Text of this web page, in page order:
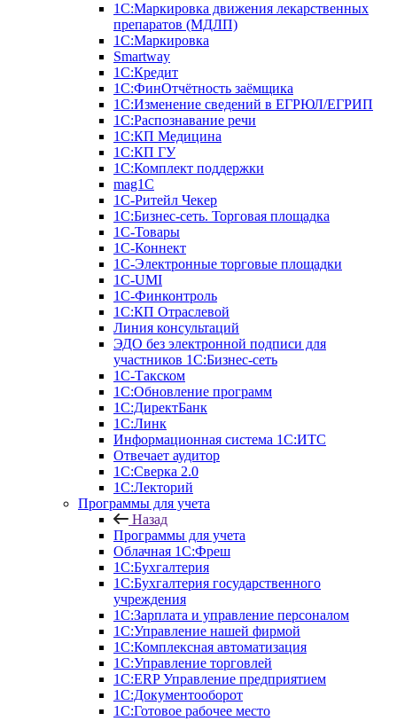
1С:Маркировка движения лекарственных
препаратов (МДЛП)
1С:Маркировка
Smartway
1С:Кредит
1С:ФинОтчётность заёмщика
1С:Изменение сведений в ЕГРЮЛ/ЕГРИП
1С:Распознавание речи
1С:КП Медицина
1С:КП ГУ
1С:Комплект поддержки
mag1C
1С-Ритейл Чекер
1С:Бизнес-сеть. Торговая площадка
1С-Товары
1С-Коннект
1С-Электронные торговые площадки
1C-UMI
1С-Финконтроль
1С:КП Отраслевой
Линия консультаций
ЭДО без электронной подписи для
участников 1С:Бизнес-сеть
1С-Такском
1С:Обновление программ
1С:ДиректБанк
1С:Линк
Информационная система 1С:ИТС
Отвечает аудитор
1С:Сверка 2.0
1С:Лекторий
Программы для учета
Назад
Программы для учета
Облачная 1С:Фреш
1С:Бухгалтерия
1С:Бухгалтерия государственного
учреждения
1С:Зарплата и управление персоналом
1С:Управление нашей фирмой
1С:Комплексная автоматизация
1С:Управление торговлей
1С:ERP Управление предприятием
1С:Документооборот
1C:Готовое рабочее место